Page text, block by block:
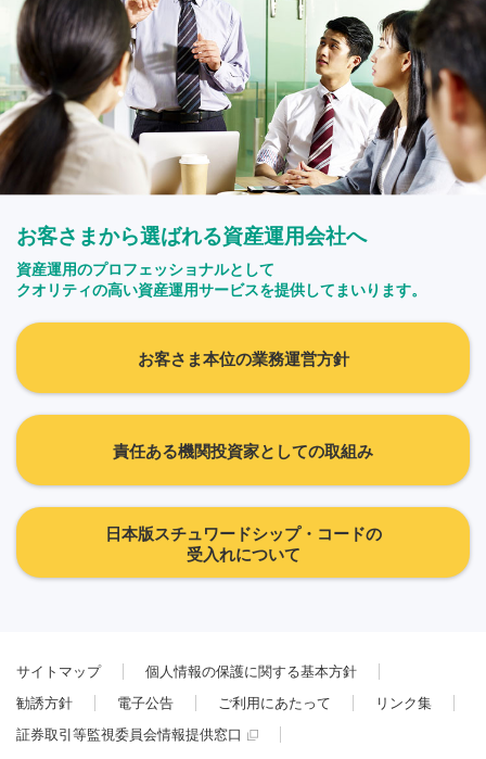
お客さまから選ばれる資産運用会社へ
資産運用のプロフェッショナルとして
クオリティの高い資産運用サービスを提供してまいります。
お客さま本位の業務運営方針
責任ある機関投資家としての取組み
日本版スチュワードシップ・コードの
受入れについて
サイトマップ
個人情報の保護に関する基本方針
勧誘方針
電子公告 ご利用にあたって
リンク集
証券取引等監視委員会情報提供窓口